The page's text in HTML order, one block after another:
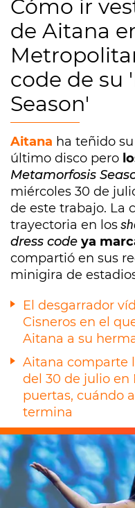
Cómo ir
de Aitana
code de su
Season'
Aitana ha teñido
último disco pero
Metamorfosis
miércoles 30 de
de este trabajo. La
trayectoria en los
dress code ya
compartió en sus
minigira de
El desgarrador
Cisneros en el
Aitana a su
Aitana comparte
del 30 de julio en
puertas, cuándo
termina